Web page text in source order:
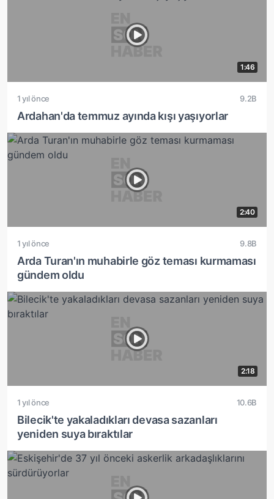
1:46
1 yıl önce 9.2B
Ardahan'da temmuz ayında kışı yaşıyorlar
2:40
1 yıl önce 9.8B
Arda Turan'ın muhabirle göz teması kurmaması
gündem oldu
2:18
1 yıl önce 10.6B
Bilecik'te yakaladıkları devasa sazanları
yeniden suya bıraktılar